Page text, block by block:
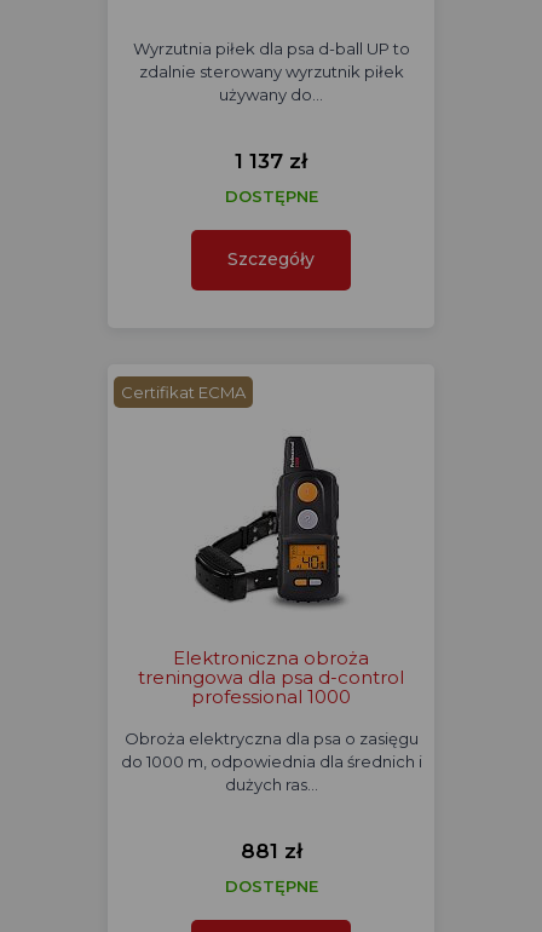
Wyrzutnia piłek dla psa d-ball UP to
zdalnie sterowany wyrzutnik piłek
używany do…
1 137 zł
DOSTĘPNE
Szczegóły
Certifikat ECMA
Elektroniczna obroża
treningowa dla psa d-control
professional 1000
Obroża elektryczna dla psa o zasięgu
do 1000 m, odpowiednia dla średnich i
dużych ras…
881 zł
DOSTĘPNE